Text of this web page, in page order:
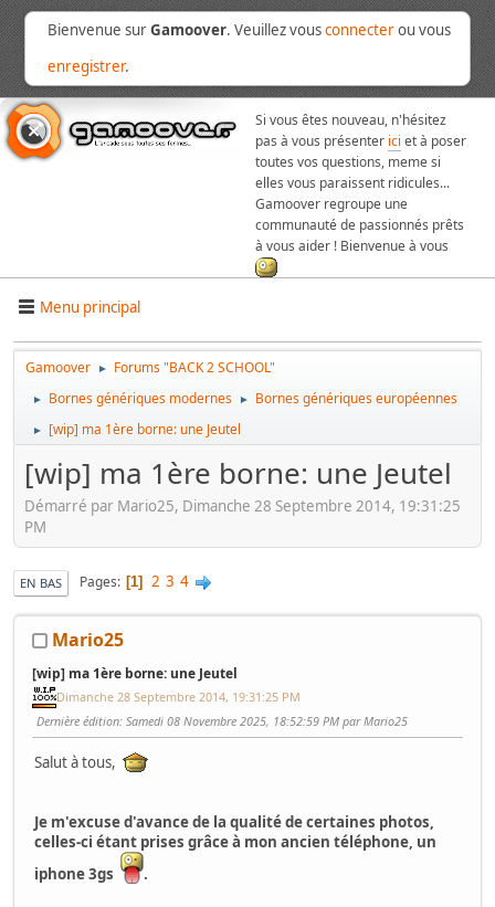
Bienvenue surGamoover. Veuillez vousconnecterou vous
enregistrer.
Si vous êtes nouveau, n'hésitez
pas à vous présenter ici et à poser
toutes vos questions, meme si
elles vous paraissent ridicules...
Gamoover regroupe une
communauté de passionnés prêts
à vous aider ! Bienvenue à vous
Menu principal
Gamoover ► Forums "BACK 2 SCHOOL"
► Bornes génériques modernes ► Bornes génériques européennes
► [wip] ma 1ère borne: une Jeutel
[wip] ma 1ère borne: une Jeutel
Démarré par Mario25, Dimanche 28 Septembre 2014, 19:31:25
PM
EN BAS Pages 1 2 3 4
Mario25
[wip] ma 1ère borne: une Jeutel
Dimanche 28 Septembre 2014, 19:31:25 PM
Dernière édition: Samedi 08 Novembre 2025, 18:52:59 PM par Mario25
Salut à tous,
Je m'excuse d'avance de la qualité de certaines photos,
celles-ci étant prises grâce à mon ancien téléphone, un
iphone 3gs
.